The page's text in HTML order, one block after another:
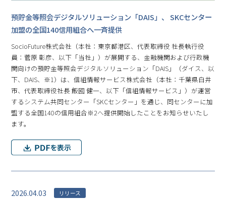
預貯金等照会デジタルソリューション「DAIS」、 SKCセンター
加盟の全国140信用組合へ一斉提供
SocioFuture株式会社（本社：東京都港区、代表取締役 社長執行役
員：菅原 彰彦、以下「当社」）が展開する、金融機関および行政機
関向けの預貯金等照会デジタルソリューション「DAIS」（ダイス、以
下、DAIS、※1）は、信組情報サービス株式会社（本社：千葉県白井
市、代表取締役社長 飯國 健一、以下「信組情報サービス」）が運営
するシステム共同センター「SKCセンター」を通じ、同センターに加
盟する全国140の信用組合※2へ提供開始したことをお知らせいたし
ます。
2026.04.03 リリース